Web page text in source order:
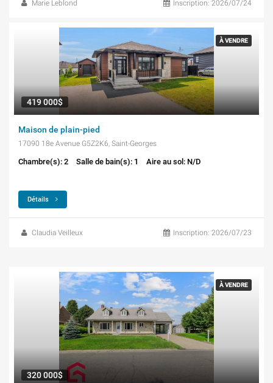
Marie Leblond Inscription: 2026/07/24
À VENDRE
419 000$
Maison de plain-pied
17090 18e Avenue G5Z2K6, Saint-Georges
Chambre(s): 2 Salle de bain(s): 1 Aire au sol: N/D
Détails
Claudia Veilleux Inscription: 2026/07/23
À VENDRE
320 000$